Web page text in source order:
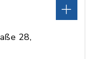
28,